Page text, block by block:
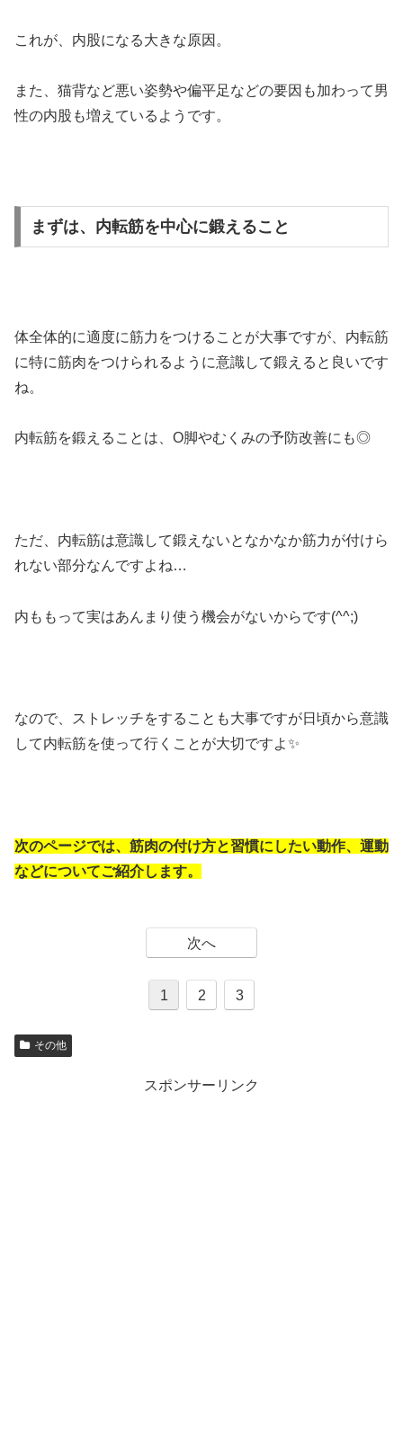
これが、内股になる大きな原因。
また、猫背など悪い姿勢や偏平足などの要因も加わって男
性の内股も増えているようです。
まずは、内転筋を中心に鍛えること
体全体的に適度に筋力をつけることが大事ですが、内転筋
に特に筋肉をつけられるように意識して鍛えると良いです
ね。
内転筋を鍛えることは、O脚やむくみの予防改善にも◎
ただ、内転筋は意識して鍛えないとなかなか筋力が付けら
れない部分なんですよね…
内ももって実はあんまり使う機会がないからです(^^;)
なので、ストレッチをすることも大事ですが日頃から意識
して内転筋を使って行くことが大切ですよ✨
次のページでは、筋肉の付け方と習慣にしたい動作、運動
などについてご紹介します。
次へ
1 2 3
その他
スポンサーリンク